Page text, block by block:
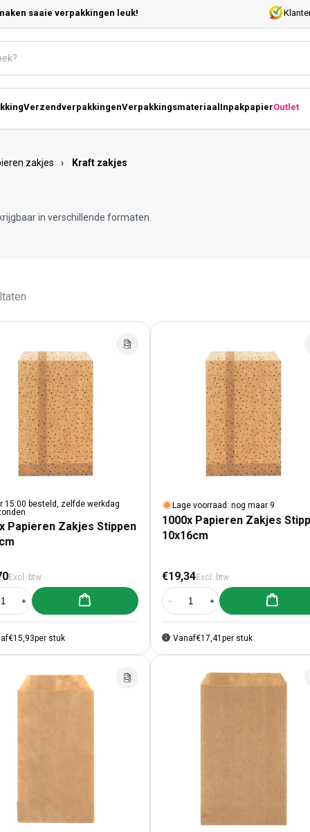
saaie verpakkingen leuk!
VerzendverpakkingenVerpakkingsmateriaal InpakpapierOutlet
zakjes › Kraft zakjes
in verschillende formaten.
15:00 besteld, zelfde werkdag
Papieren Zakjes Stippen
prijs
Excl. btw
verlagen voor 1000x Papieren Zakjes Stippen 7x13cm
Aantal verhogen voor 1000x Papieren Zakjes Stippen 7x13cm
Aan winkelwagen toevoegen
€15,93per stuk
Lage voorraad: nog maar 9
1000x Papieren Zakjes
10x16cm
Normale prijs
€19,34Excl. btw
Aantal verlagen voor 1000x
Aantal verhogen voor
Aan
Vanaf€17,41per stuk